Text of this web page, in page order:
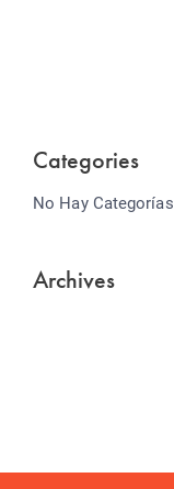
Categories
No Hay Categorías
Archives